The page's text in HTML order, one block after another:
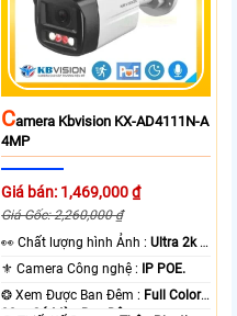
CAmera Kbvision KX-AD4111N-A
4MP
Giá bán: 1,469,000 ₫
Giá Gốc: 2,260,000 ₫
️👀 Chất lượng hình Ảnh :Ultra 2k +
⚜️ Camera Công nghệ :
IP POE.
❂ Xem Được Ban Đêm : Full Color